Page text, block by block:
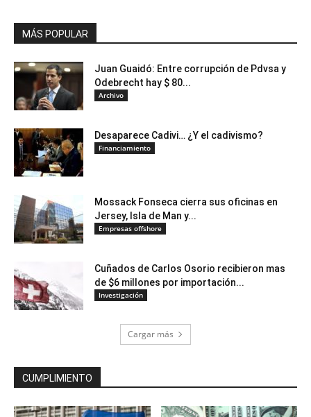
MÁS POPULAR
Juan Guaidó: Entre corrupción de Pdvsa y
Odebrecht hay $ 80...
Archivo
Desaparece Cadivi… ¿Y el cadivismo?
Financiamiento
Mossack Fonseca cierra sus oficinas en
Jersey, Isla de Man y...
Empresas offshore
Cuñados de Carlos Osorio recibieron mas
de $6 millones por importación...
Investigación
Cargar más
CUMPLIMIENTO